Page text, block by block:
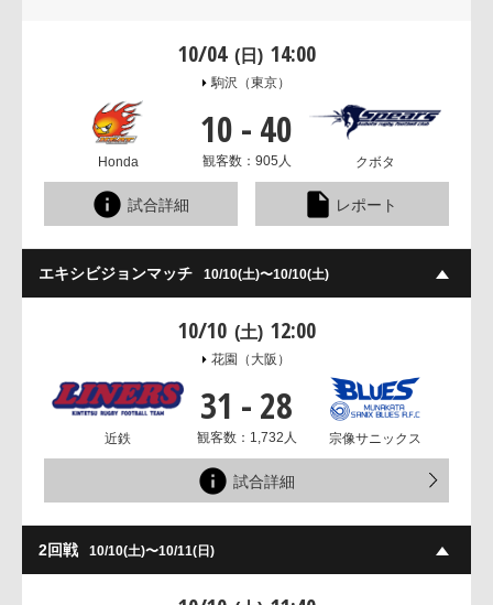
10/04 (日) 14:00
駒沢 （東京）
Honda
10 - 40
観客数：905人 クボタ
試合詳細 レポート
エキシビジョンマッチ 10/10(土)〜10/10(土)
10/10 (土) 12:00
花園 （大阪）
近鉄
31 - 28
観客数：1,732人 宗像サニックス
試合詳細
2回戦 10/10(土)〜10/11(日)